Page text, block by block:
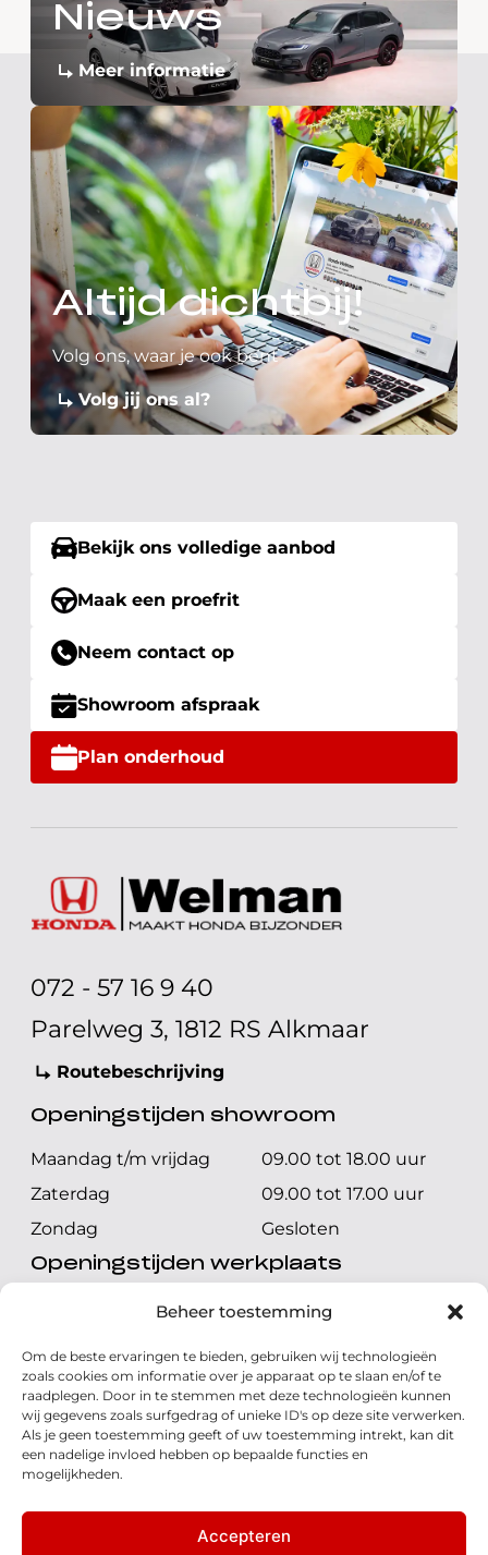
Beheer toestemming
Om de beste ervaringen te bieden, gebruiken wij technologieën
zoals cookies om informatie over je apparaat op te slaan en/of te
raadplegen. Door in te stemmen met deze technologieën kunnen
wij gegevens zoals surfgedrag of unieke ID's op deze site verwerken.
Als je geen toestemming geeft of uw toestemming intrekt, kan dit
een nadelige invloed hebben op bepaalde functies en
mogelijkheden.
Accepteren
Nieuws
Meer informatie
Altijd dichtbij!
Volg ons, waar je ook bent
Volg jij ons al?
Bekijk ons volledige aanbod
Maak een proefrit
Neem contact op
Showroom afspraak
Plan onderhoud
072 - 57 16 9 40
Parelweg 3, 1812 RS Alkmaar
Routebeschrijving
Openingstijden showroom
Maandag t/m vrijdag
09.00 tot 18.00 uur
Zaterdag
09.00 tot 17.00 uur
Zondag
Gesloten
Openingstijden werkplaats
Maandag t/m vrijdag
08.00 tot 17.00 uur
Zondag
Gesloten
Volg ons